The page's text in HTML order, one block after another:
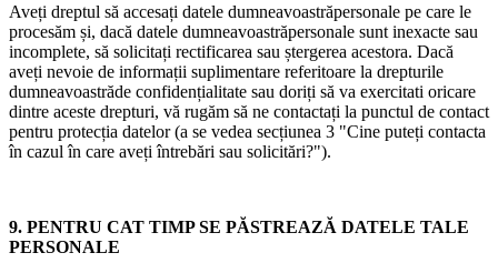
Aveți dreptul să accesați datele dumneavoastrăpersonale pe care le
procesăm și, dacă datele dumneavoastrăpersonale sunt inexacte sau
incomplete, să solicitați rectificarea sau ștergerea acestora. Dacă
aveți nevoie de informații suplimentare referitoare la drepturile
dumneavoastrăde confidențialitate sau doriți să va exercitati oricare
dintre aceste drepturi, vă rugăm să ne contactați la punctul de contact
pentru protecția datelor (a se vedea secțiunea 3 "Cine puteți contacta
în cazul în care aveți întrebări sau solicitări?").
9. PENTRU CAT TIMP SE PĂSTREAZĂ DATELE TALE
PERSONALE